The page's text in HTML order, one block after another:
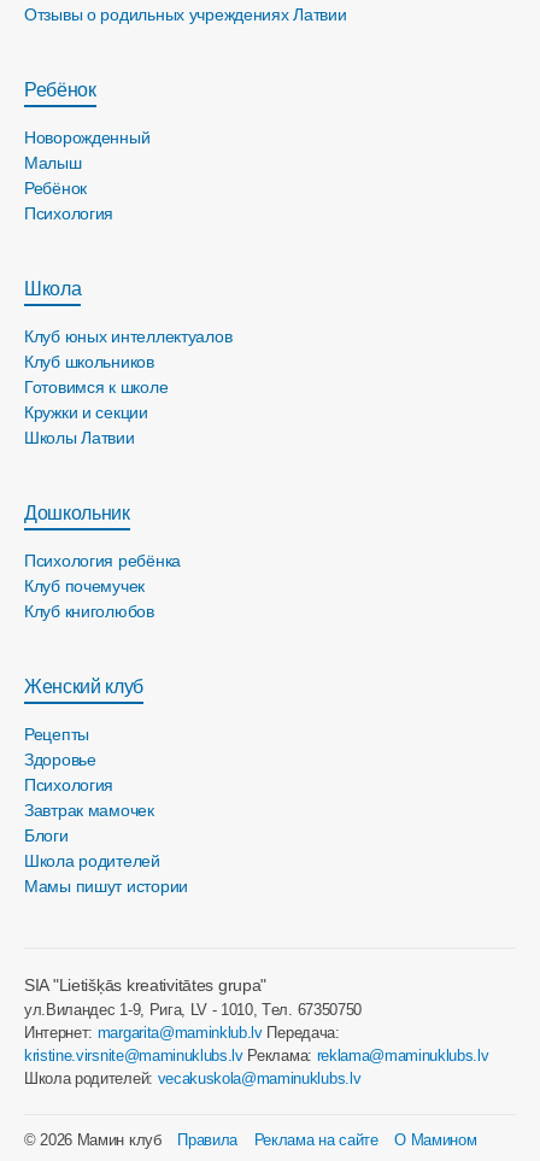
Отзывы о родильных учреждениях Латвии
Ребёнок
Новорожденный
Малыш
Ребёнок
Психология
Школа
Клуб юных интеллектуалов
Клуб школьников
Готовимся к школе
Кружки и секции
Школы Латвии
Дошкольник
Психология ребёнка
Клуб почемучек
Клуб книголюбов
Женский клуб
Рецепты
Здоровье
Психология
Завтрак мамочек
Блоги
Школа родителей
Мамы пишут истории
SIA "Lietišķās kreativitātes grupa"
ул.Виландес 1-9, Рига, LV - 1010, Tел. 67350750
Интернет: margarita@maminklub.lvПередача:
kristine.virsnite@maminuklubs.lvРеклама: reklama@maminuklubs.lv
Школа родителей: vecakuskola@maminuklubs.lv
© 2026 Мамин клуб Правила Реклама на сайте О Мамином